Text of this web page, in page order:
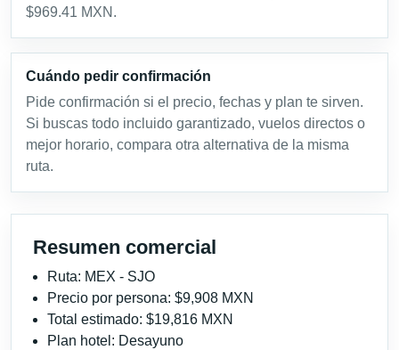
$969.41 MXN.
Cuándo pedir confirmación
Pide confirmación si el precio, fechas y plan te sirven.
Si buscas todo incluido garantizado, vuelos directos o
mejor horario, compara otra alternativa de la misma
ruta.
Resumen comercial
Ruta: MEX - SJO
Precio por persona: $9,908 MXN
Total estimado: $19,816 MXN
Plan hotel: Desayuno